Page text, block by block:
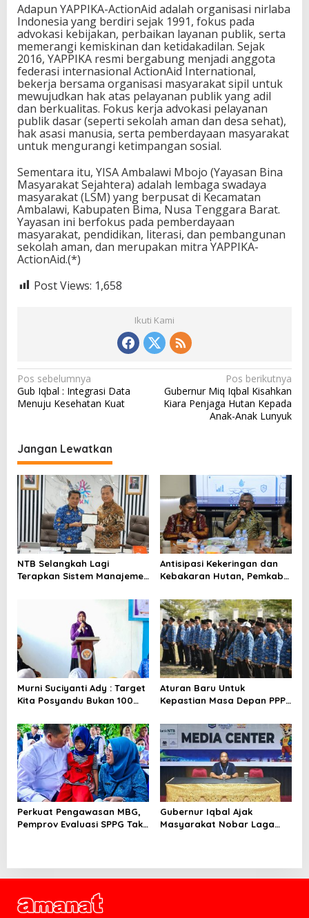
Adapun YAPPIKA-ActionAid adalah organisasi nirlaba
Indonesia yang berdiri sejak 1991, fokus pada
advokasi kebijakan, perbaikan layanan publik, serta
memerangi kemiskinan dan ketidakadilan. Sejak
2016, YAPPIKA resmi bergabung menjadi anggota
federasi internasional ActionAid International,
bekerja bersama organisasi masyarakat sipil untuk
mewujudkan hak atas pelayanan publik yang adil
dan berkualitas. Fokus kerja advokasi pelayanan
publik dasar (seperti sekolah aman dan desa sehat),
hak asasi manusia, serta pemberdayaan masyarakat
untuk mengurangi ketimpangan sosial.
Sementara itu, YISA Ambalawi Mbojo (Yayasan Bina
Masyarakat Sejahtera) adalah lembaga swadaya
masyarakat (LSM) yang berpusat di Kecamatan
Ambalawi, Kabupaten Bima, Nusa Tenggara Barat.
Yayasan ini berfokus pada pemberdayaan
masyarakat, pendidikan, literasi, dan pembangunan
sekolah aman, dan merupakan mitra YAPPIKA-
ActionAid.(*)
Post Views: 1,658
Ikuti Kami
N
a
g
a
s
i
p
o
s
Pos sebelumnya
Gub Iqbal : Integrasi Data
Menuju Kesehatan Kuat
Pos berikutnya
Gubernur Miq Iqbal Kisahkan
Kiara Penjaga Hutan Kepada
Anak-Anak Lunyuk
Jangan Lewatkan
NTB Selangkah Lagi
Terapkan Sistem Manajemen
Antisipasi Kekeringan dan
Kebakaran Hutan, Pemkab
Murni Suciyanti Ady : Target
Kita Posyandu Bukan 100
Persen Berfungsi
Aturan Baru Untuk
Kepastian Masa Depan PPPK
Perkuat Pengawasan MBG,
Pemprov Evaluasi SPPG Tak
Gubernur Iqbal Ajak
Masyarakat Nobar Laga